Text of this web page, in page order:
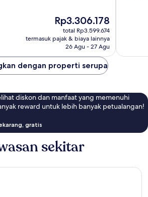
Harga
sekarang
Rp3.306.178
Rp3.306.178
total Rp3.599.674
termasuk pajak & biaya lainnya
26 Agu - 27 Agu
dengan properti serupa
diskon dan manfaat yang memenuhi
reward untuk lebih banyak petualangan!
gratis
sekitar